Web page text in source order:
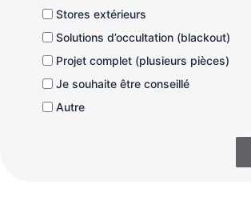
Stores extérieurs
Solutions d’occultation (blackout)
Projet complet (plusieurs pièces)
Je souhaite être conseillé
Autre